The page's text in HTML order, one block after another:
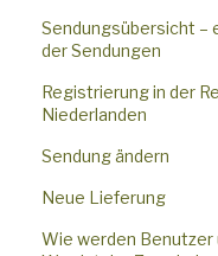
Sendungsübersicht –
der Sendungen
Registrierung in der
Niederlanden
Sendung ändern
Neue Lieferung
Wie werden